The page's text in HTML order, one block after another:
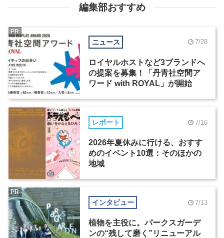
編集部おすすめ
ニュース 7/28
ロイヤルホストなど3ブランドへ
の提案を募集！「丹青社空間ア
ワード with ROYAL」が開始
PR
レポート 7/16
2026年夏休みに行ける、おすす
めのイベント10選：そのほかの
地域
インタビュー 7/13
植物を主役に。パークスガーデ
ンの“残して磨く”リニューアル
PR